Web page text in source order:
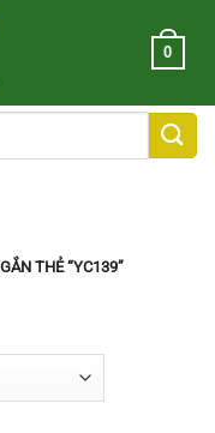
0
THẺ “YC139”